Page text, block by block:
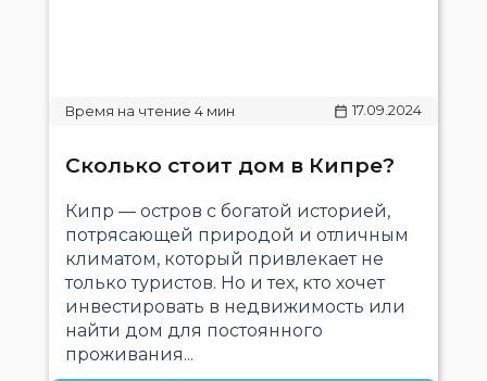
17.09.2024
Сколько стоит дом в Кипре?
Кипр — остров с богатой историей,
потрясающей природой и отличным
климатом, который привлекает не
только туристов. Но и тех, кто хочет
инвестировать в недвижимость или
найти дом для постоянного
проживания...